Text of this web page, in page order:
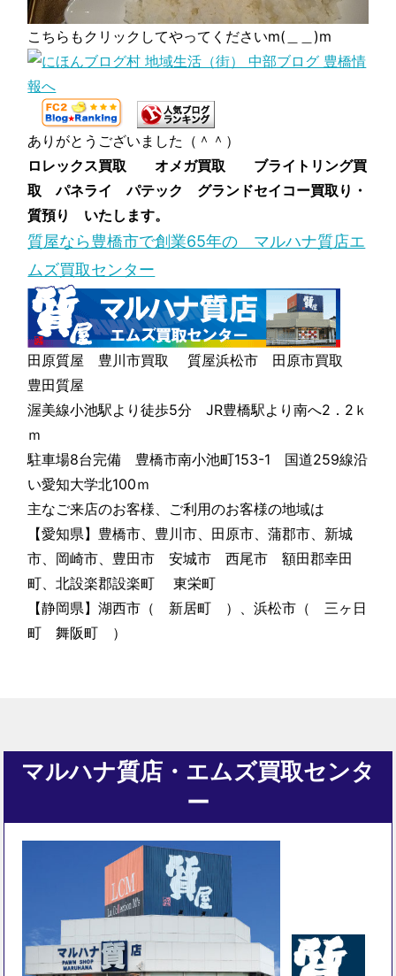
こちらもクリックしてやってくださいm(＿＿)m
ありがとうございました（＾＾）
ロレックス買取 オメガ買取 ブライトリング買
取 パネライ パテック グランドセイコー買取り・
質預り いたします。
質屋なら豊橋市で創業65年の マルハナ質店エ
ムズ買取センター
田原質屋 豊川市買取 質屋浜松市 田原市買取
豊田質屋
渥美線小池駅より徒歩5分 JR豊橋駅より南へ2．2ｋ
ｍ
駐車場8台完備 豊橋市南小池町153-1 国道259線沿
い愛知大学北100ｍ
主なご来店のお客様、ご利用のお客様の地域は
【愛知県】豊橋市、豊川市、田原市、蒲郡市、新城
市、岡崎市、豊田市 安城市 西尾市 額田郡幸田
町、北設楽郡設楽町 東栄町
【静岡県】湖西市（ 新居町 ）、浜松市（ 三ヶ日
町 舞阪町 ）
マルハナ質店・エムズ買取センタ
ー